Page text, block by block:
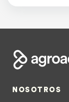
NOSOTROS